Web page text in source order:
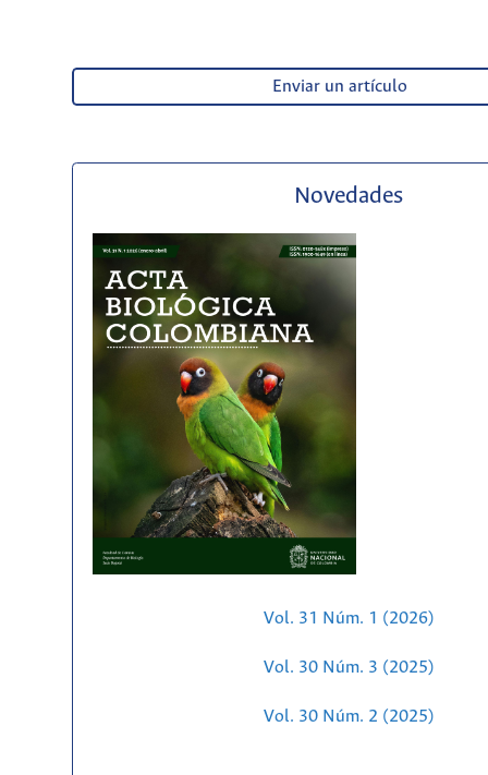
Enviar un artículo
Novedades
Vol. 31 Núm. 1 (2026)
Vol. 30 Núm. 3 (2025)
Vol. 30 Núm. 2 (2025)